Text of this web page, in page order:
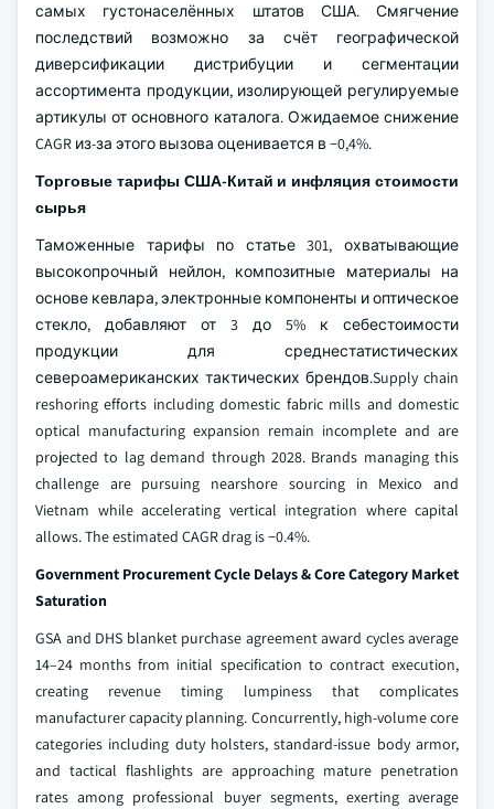
самых густонаселённых штатов США. Смягчение
последствий возможно за счёт географической
диверсификации дистрибуции и сегментации
ассортимента продукции, изолирующей регулируемые
артикулы от основного каталога. Ожидаемое снижение
CAGR из-за этого вызова оценивается в −0,4%.
Торговые тарифы США-Китай и инфляция стоимости
сырья
Таможенные тарифы по статье 301, охватывающие
высокопрочный нейлон, композитные материалы на
основе кевлара, электронные компоненты и оптическое
стекло, добавляют от 3 до 5% к себестоимости
продукции для среднестатистических
североамериканских тактических брендов.Supply chain
reshoring efforts including domestic fabric mills and domestic
optical manufacturing expansion remain incomplete and are
projected to lag demand through 2028. Brands managing this
challenge are pursuing nearshore sourcing in Mexico and
Vietnam while accelerating vertical integration where capital
allows. The estimated CAGR drag is −0.4%.
Government Procurement Cycle Delays & Core Category Market
Saturation
GSA and DHS blanket purchase agreement award cycles average
14–24 months from initial specification to contract execution,
creating revenue timing lumpiness that complicates
manufacturer capacity planning. Concurrently, high-volume core
categories including duty holsters, standard-issue body armor,
and tactical flashlights are approaching mature penetration
rates among professional buyer segments, exerting average